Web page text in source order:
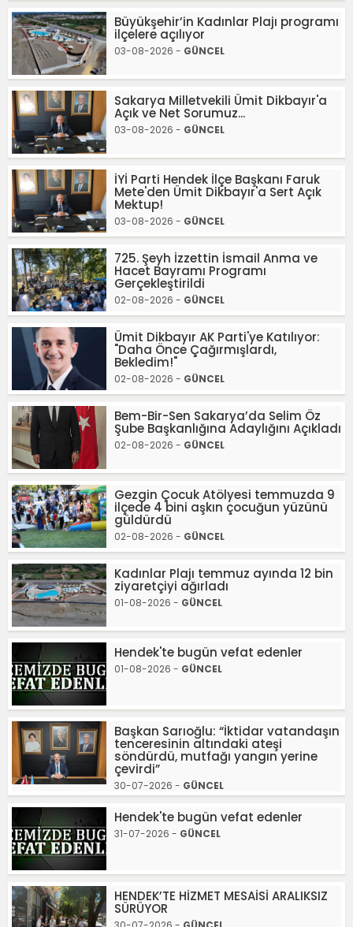
Büyükşehir’in Kadınlar Plajı programı
ilçelere açılıyor
03-08-2026 - GÜNCEL
Sakarya Milletvekili Ümit Dikbayır'a
Açık ve Net Sorumuz...
03-08-2026 - GÜNCEL
İYİ Parti Hendek İlçe Başkanı Faruk
Mete'den Ümit Dikbayır'a Sert Açık
Mektup!
03-08-2026 - GÜNCEL
725. Şeyh İzzettin İsmail Anma ve
Hacet Bayramı Programı
Gerçekleştirildi
02-08-2026 - GÜNCEL
Ümit Dikbayır AK Parti'ye Katılıyor:
"Daha Önce Çağırmışlardı,
Bekledim!"
02-08-2026 - GÜNCEL
Bem-Bir-Sen Sakarya’da Selim Öz
Şube Başkanlığına Adaylığını Açıkladı
02-08-2026 - GÜNCEL
Gezgin Çocuk Atölyesi temmuzda 9
ilçede 4 bini aşkın çocuğun yüzünü
güldürdü
02-08-2026 - GÜNCEL
Kadınlar Plajı temmuz ayında 12 bin
ziyaretçiyi ağırladı
01-08-2026 - GÜNCEL
Hendek'te bugün vefat edenler
01-08-2026 - GÜNCEL
Başkan Sarıoğlu: “İktidar vatandaşın
tenceresinin altındaki ateşi
söndürdü, mutfağı yangın yerine
çevirdi”
30-07-2026 - GÜNCEL
Hendek'te bugün vefat edenler
31-07-2026 - GÜNCEL
HENDEK’TE HİZMET MESAİSİ ARALIKSIZ
SÜRÜYOR